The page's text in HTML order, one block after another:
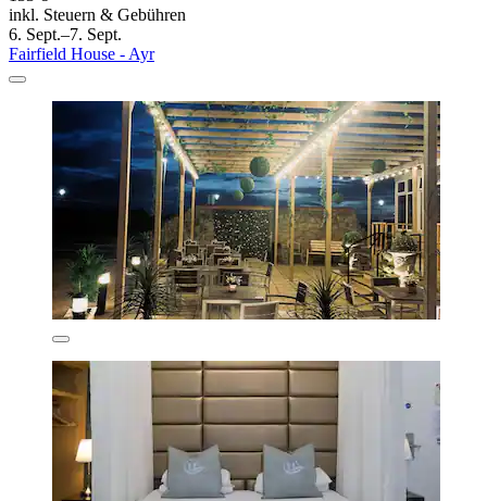
inkl. Steuern & Gebühren
6. Sept.–7. Sept.
Fairfield House - Ayr